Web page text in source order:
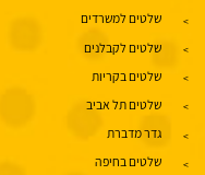
שלטים למשרדים
שלטים לקבלנים
שלטים בקריות
שלטים תל אביב
גדר מדברת
שלטים בחיפה